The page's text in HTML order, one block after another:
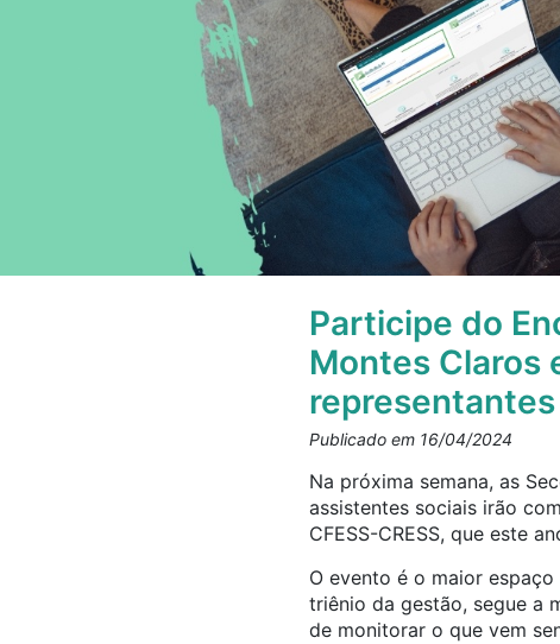
Participe do
Montes Claros
Publicado em 16/04/2024
Na próxima semana, as
assistentes sociais irão
CFESS-CRESS, que este
O evento é o maior
triênio da gestão, segue a
de monitorar o que vem